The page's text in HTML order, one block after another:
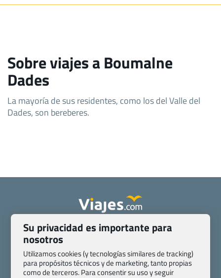
Sobre viajes a Boumalne
Dades
La mayoría de sus residentes, como los del Valle del
Dades, son bereberes.
Quienes somos
Contacto
Pasaporte, Visado, Salud y otras disposiciones específicas
Blog de Viajes.com
Registro de agencias
Preguntas frecuentes
Condiciones generales
Su privacidad es importante para
nosotros
Utilizamos cookies (y tecnologías similares de tracking)
para propósitos técnicos y de marketing, tanto propias
como de terceros. Para consentir su uso y seguir